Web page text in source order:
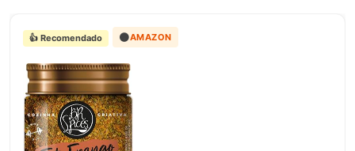
👍 Recomendado 🟠AMAZON